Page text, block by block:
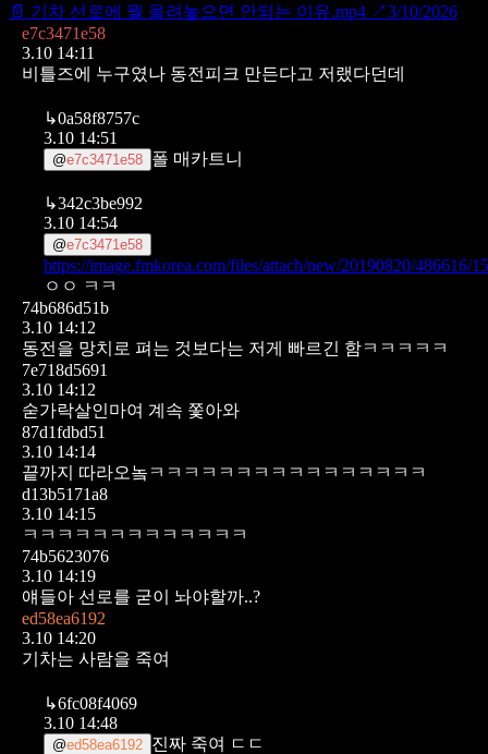
📄 기차 선로에 뭘 올려놓으면 안되는 이유.mp4 ↗3/10/2026
e7c3471e58
3.10 14:11
비틀즈에 누구였나 동전피크 만든다고 저랬다던데
↳0a58f8757c
3.10 14:51
@e7c3471e58 폴 매카트니
↳342c3be992
3.10 14:54
@e7c3471e58
https://image.fmkorea.com/files/attach/new/20190820/486616/
ㅇㅇ ㅋㅋ
74b686d51b
3.10 14:12
동전을 망치로 펴는 것보다는 저게 빠르긴 함ㅋㅋㅋㅋㅋ
7e718d5691
3.10 14:12
숟가락살인마여 계속 쫓아와
87d1fdbd51
3.10 14:14
끝까지 따라오놐ㅋㅋㅋㅋㅋㅋㅋㅋㅋㅋㅋㅋㅋㅋㅋㅋ
d13b5171a8
3.10 14:15
ㅋㅋㅋㅋㅋㅋㅋㅋㅋㅋㅋㅋㅋ
74b5623076
3.10 14:19
얘들아 선로를 굳이 놔야할까..?
ed58ea6192
3.10 14:20
기차는 사람을 죽여
↳6fc08f4069
3.10 14:48
@ed58ea6192 진짜 죽여 ㄷㄷ